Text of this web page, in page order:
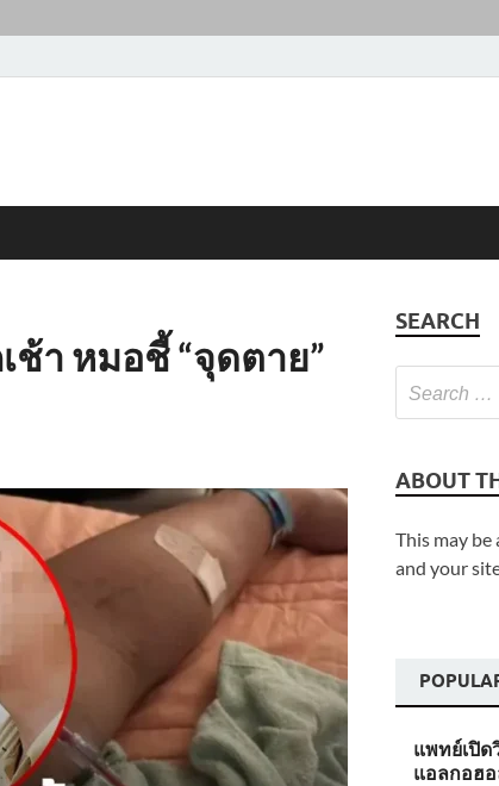
า หมอชี้ “จุดตาย”
SEARCH
ABOUT
This may
and your
แพทย์เปิด
แอลกอฮอ